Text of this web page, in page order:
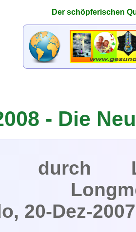
- Die
durch
20-Dez-2007